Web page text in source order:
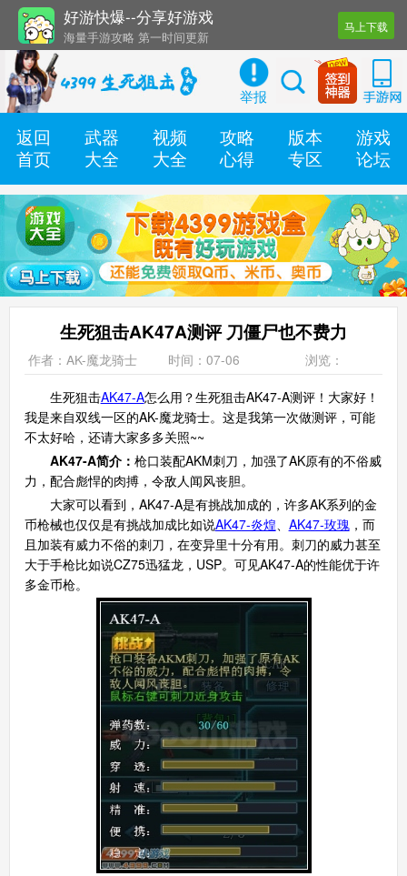
好游快爆--分享好游戏
海量手游攻略 第一时间更新
还有几十款实用辅助工具
马上下载
举报
返回
首页
武器
大全
视频
大全
攻略
心得
版本
专区
游戏
论坛
生死狙击AK47A测评 刀僵尸也不费力
作者：AK-魔龙骑士 时间：07-06 浏览：
生死狙击AK47-A怎么用？生死狙击AK47-A测评！大家好！
我是来自双线一区的AK-魔龙骑士。这是我第一次做测评，可能
不太好哈，还请大家多多关照~~
AK47-A简介： 枪口装配AKM刺刀，加强了AK原有的不俗威
力，配合彪悍的肉搏，令敌人闻风丧胆。
大家可以看到，AK47-A是有挑战加成的，许多AK系列的金
币枪械也仅仅是有挑战加成比如说AK47-炎煌 AK47-玫瑰，而
且加装有威力不俗的刺刀，在变异里十分有用。刺刀的威力甚至
大于手枪比如说CZ75迅猛龙，USP。可见AK47-A的性能优于许
多金币枪。